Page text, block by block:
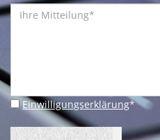
Einwilligungserklärung*